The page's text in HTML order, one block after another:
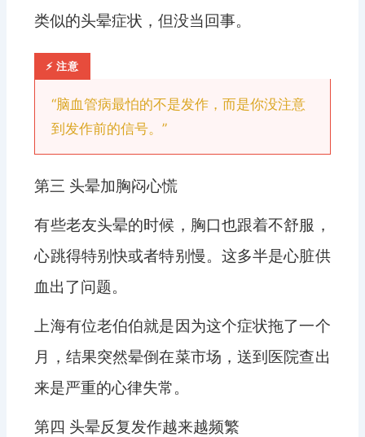
类似的头晕症状，但没当回事。
⚡ 注意
“脑血管病最怕的不是发作，而是你没注意
到发作前的信号。”
第三 头晕加胸闷心慌
有些老友头晕的时候，胸口也跟着不舒服，
心跳得特别快或者特别慢。这多半是心脏供
血出了问题。
上海有位老伯伯就是因为这个症状拖了一个
月，结果突然晕倒在菜市场，送到医院查出
来是严重的心律失常。
第四 头晕反复发作越来越频繁